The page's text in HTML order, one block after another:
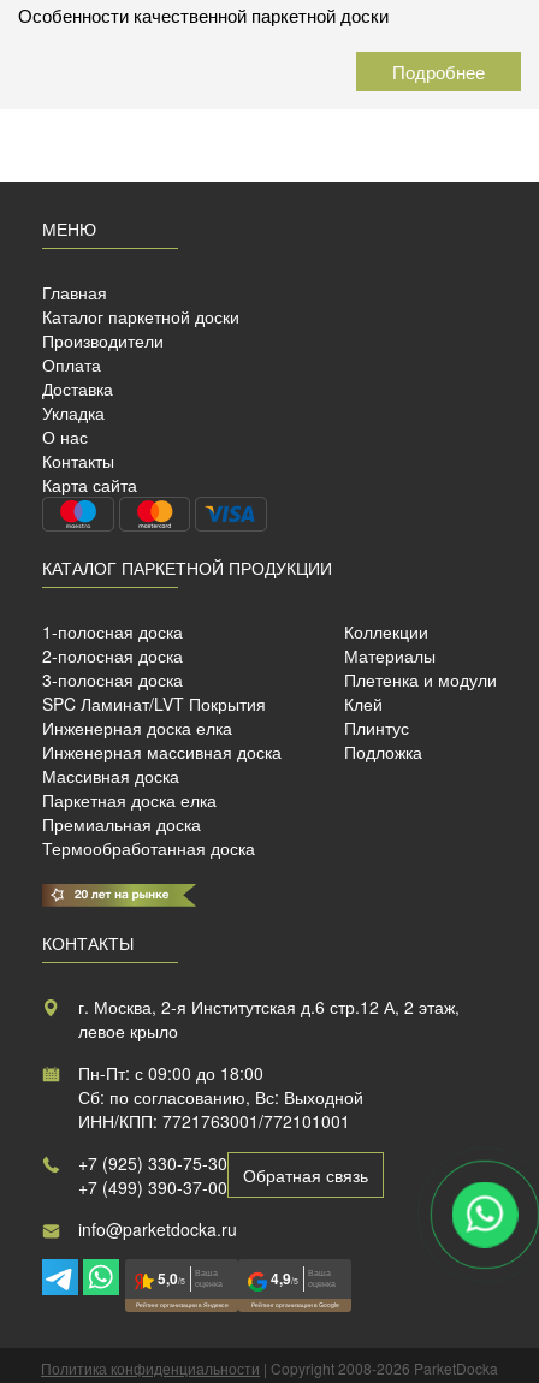
Особенности качественной паркетной доски
Подробнее
МЕНЮ
Главная
Каталог паркетной доски
Производители
Оплата
Доставка
Укладка
О нас
Контакты
Карта сайта
КАТАЛОГ ПАРКЕТНОЙ ПРОДУКЦИИ
1-полосная доска
2-полосная доска
3-полосная доска
SPC Ламинат/LVT Покрытия
Инженерная доска елка
Инженерная массивная доска
Массивная доска
Паркетная доска елка
Премиальная доска
Термообработанная доска
Коллекции
Материалы
Плетенка и модули
Клей
Плинтус
Подложка
КОНТАКТЫ
г. Москва, 2-я Институтская д.6 стр.12 А, 2 этаж,
левое крыло
Пн-Пт: с 09:00 до 18:00
Сб: по согласованию, Вс: Выходной
ИНН/КПП: 7721763001/772101001
+7 (925) 330-75-30
+7 (499) 390-37-00
Обратная связь
info@parketdocka.ru
5,0/5
Ваша
оценка
Рейтинг организации в Яндексе
4,9/5
Ваша
оценка
Рейтинг организации в Google
Политика конфиденциальности | Copyright 2008-2026 ParketDocka